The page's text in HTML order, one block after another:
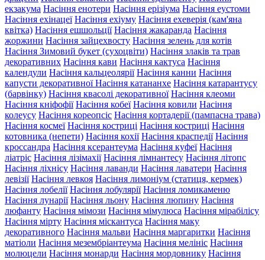
екзакума Насіння енотери Насіння ерізіума Насіння еустоми
Насіння ехінацеї Насіння ехіуму Насіння ехеверія (кам'яна
квітка) Насіння ешшольції Насіння жакаранда Насіння
жоржини Насіння зайцехвосту Насіння зелень для котів
Насіння Зимовий букет (сухоцвіти) Насіння злаків та трав
декоративних Насіння кави Насіння кактуса Насіння
календули Насіння кальцеолярії Насіння канни Насіння
капусти декоративноїНасіння катананхе Насіння катарантусу
(барвінку) Насіння квасолі декоративної Насіння клеоми
Насіння кніфофії Насіння кобеї Насіння ковили Насіння
колеусу Насіння кореопсіс Насіння кортадерії (пампасна трава)
Насіння космеї Насіння костриці Насіння костриці Насіння
котовника (непети) Насіння кохії Насіння краспедії Насіння
кроссандра Насіння ксерантеума Насіння куфеї Насіння
ліатріс Насіння лізімахії Насіння лімнантесу Насіння літопс
Насіння ліхнісу Насіння лаванди Насіння лаватери Насіння
левізії Насіння левкоя Насіння лимоніум (статиця, кермек)
Насіння лобелії Насіння лобулярії Насіння ломикаменю
Насіння лунарії Насіння льону Насіння люпину Насіння
люфанту Насіння мімози Насіння мімулюса Насіння мірабілісу
Насіння мірту Насіння міскантуса Насіння маку
декоративного Насіння мальви Насіння маргаритки Насіння
матіоли Насіння мезембріантеума Насіння мелініс Насіння
молюцели Насіння монарди Насіння мордовнику Насіння